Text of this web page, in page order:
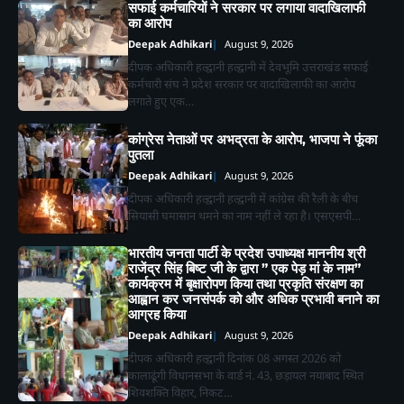
सफाई कर्मचारियों ने सरकार पर लगाया वादाखिलाफी
का आरोप
Deepak Adhikari August 9, 2026
दीपक अधिकारी हल्द्वानी हल्द्वानी में देवभूमि उत्तराखंड सफाई
कर्मचारी संघ ने प्रदेश सरकार पर वादाखिलाफी का आरोप
लगाते हुए एक…
कांग्रेस नेताओं पर अभद्रता के आरोप, भाजपा ने फूंका
पुतला
Deepak Adhikari August 9, 2026
दीपक अधिकारी हल्द्वानी हल्द्वानी में कांग्रेस की रैली के बीच
सियासी घमासान थमने का नाम नहीं ले रहा है। एसएसपी…
भारतीय जनता पार्टी के प्रदेश उपाध्यक्ष माननीय श्री
राजेंद्र सिंह बिष्ट जी के द्वारा ” एक पेड़ मां के नाम”
कार्यक्रम में बृक्षारोपण किया तथा प्रकृति संरक्षण का
आह्वान कर जनसंपर्क को और अधिक प्रभावी बनाने का
आग्रह किया
Deepak Adhikari August 9, 2026
दीपक अधिकारी हल्द्वानी दिनांक 08 अगस्त 2026 को
कालाढूंगी विधानसभा के वार्ड नं. 43, छड़ायल नयाबाद स्थित
शिवशक्ति विहार, निकट…